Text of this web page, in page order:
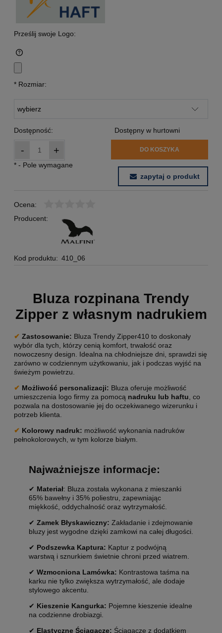
Prześlij swoje Logo:
* Rozmiar:
Dostępność: Dostępny w hurtowni
- + DO KOSZYKA
* - Pole wymagane
zapytaj o produkt
Ocena:
Producent:
Kod produktu: 410_06
Bluza rozpinana Trendy
Zipper z własnym nadrukiem
✔ Zastosowanie: Bluza Trendy Zipper410 to doskonały
wybór dla tych, którzy cenią komfort, trwałość oraz
nowoczesny design. Idealna na chłodniejsze dni, sprawdzi się
zarówno w codziennym użytkowaniu, jak i podczas wyjść na
świeżym powietrzu.
✔ Możliwość personalizacji: Bluza oferuje możliwość
umieszczenia logo firmy za pomocą nadruku lub haftu , co
pozwala na dostosowanie jej do oczekiwanego wizerunku i
potrzeb klienta.
✔ Kolorowy nadruk: możliwość wykonania nadruków
pełnokolorowych, w tym kolorze białym.
Najważniejsze informacje:
✔ Materiał: Bluza została wykonana z mieszanki
65% bawełny i 35% poliestru, zapewniając
miękkość, oddychalność oraz wytrzymałość.
✔ Zamek Błyskawiczny: Zakładanie i zdejmowanie
bluzy jest wygodne dzięki zamkowi na całej długości.
✔ Podszewka Kaptura: Kaptur z podwójną
warstwą i sznurkiem świetnie chroni przed wiatrem.
✔ Wzmocniona Lamówka: Kontrastowa taśma na
karku nie tylko zwiększa wytrzymałość, ale dodaje
stylowego akcentu.
✔ Kieszenie Kangurka: Pojemne kieszenie idealne
na codzienne drobiazgi.
✔ Elastyczne Ściągacze: Ściągacze z dodatkiem